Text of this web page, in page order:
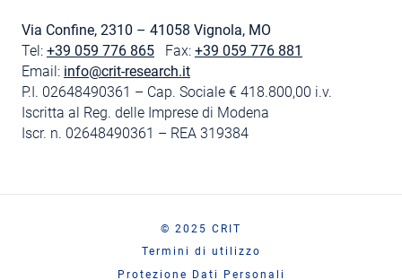
Via Confine, 2310 – 41058 Vignola, MO
Tel: +39 059 776 865 Fax: +39 059 776 881
Email: info@crit-research.it
P.I. 02648490361 – Cap. Sociale € 418.800,00 i.v.
Iscritta al Reg. delle Imprese di Modena
Iscr. n. 02648490361 – REA 319384
© 2025 CRIT
Termini di utilizzo
Protezione Dati Personali